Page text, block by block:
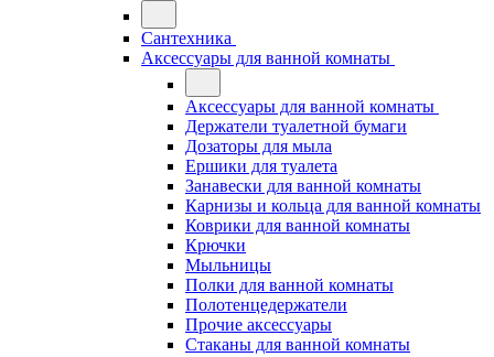
Сантехника
Аксессуары для ванной комнаты
Аксессуары для ванной комнаты
Держатели туалетной бумаги
Дозаторы для мыла
Ершики для туалета
Занавески для ванной комнаты
Карнизы и кольца для ванной комнаты
Коврики для ванной комнаты
Крючки
Мыльницы
Полки для ванной комнаты
Полотенцедержатели
Прочие аксессуары
Стаканы для ванной комнаты